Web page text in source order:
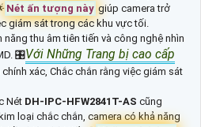
Nét ấn tượng này giúp camera trở
giám sát trong các khu vực tối.
thu âm tiên tiến và công nghệ nhìn
🎛Với Những Trang bị cao cấp
xác, Chắc chắn rằng việc giám sát
Nét DH-IPC-HFW2841T-AS cũng
kim loại chắc chắn, camera có khả năng